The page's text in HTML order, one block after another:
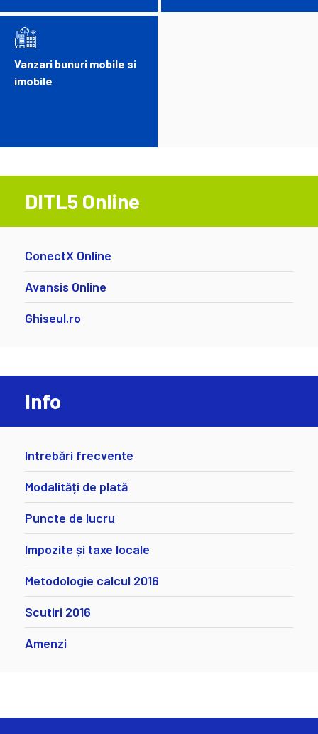
Vanzari bunuri mobile si
imobile
DITL5 Online
ConectX Online
Avansis Online
Ghiseul.ro
Info
Intrebări frecvente
Modalități de plată
Puncte de lucru
Impozite și taxe locale
Metodologie calcul 2016
Scutiri 2016
Amenzi